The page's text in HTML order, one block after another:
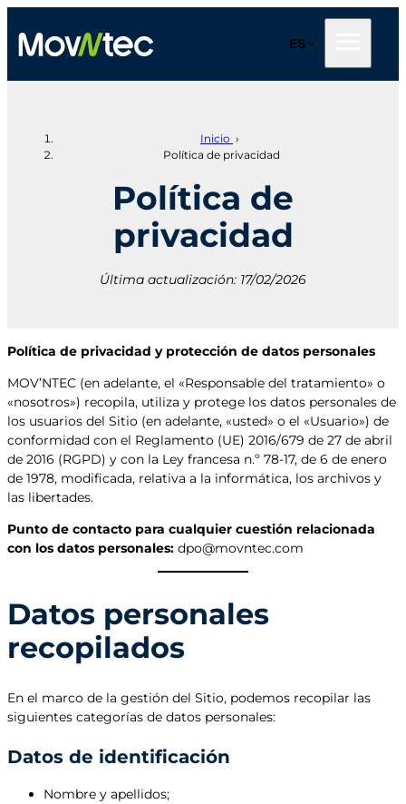
contenido
ES
Inicio ›
Política de privacidad
Política de
privacidad
Última actualización: 17/02/2026
Política de privacidad y protección de datos personales
MOV’NTEC (en adelante, el «Responsable del tratamiento» o
«nosotros») recopila, utiliza y protege los datos personales de
los usuarios del Sitio (en adelante, «usted» o el «Usuario») de
conformidad con el Reglamento (UE) 2016/679 de 27 de abril
de 2016 (RGPD) y con la Ley francesa n.º 78-17, de 6 de enero
de 1978, modificada, relativa a la informática, los archivos y
las libertades.
Punto de contacto para cualquier cuestión relacionada
con los datos personales: dpo@movntec.com
Datos personales
recopilados
En el marco de la gestión del Sitio, podemos recopilar las
siguientes categorías de datos personales:
Datos de identificación
Nombre y apellidos;